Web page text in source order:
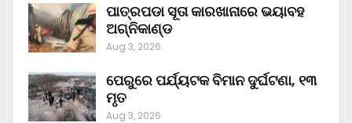
ପାତ୍ରପଡା ସୂତା କାରଖାନାରେ ଭୟାବହ
ଅଗ୍ନିକାଣ୍ଡ
Aug 3, 2026
ପେରୁରେ ପର୍ଯ୍ୟଟକ ବିମାନ ଦୁର୍ଘଟଣା, ୧୩
ମୃତ
Aug 3, 2026